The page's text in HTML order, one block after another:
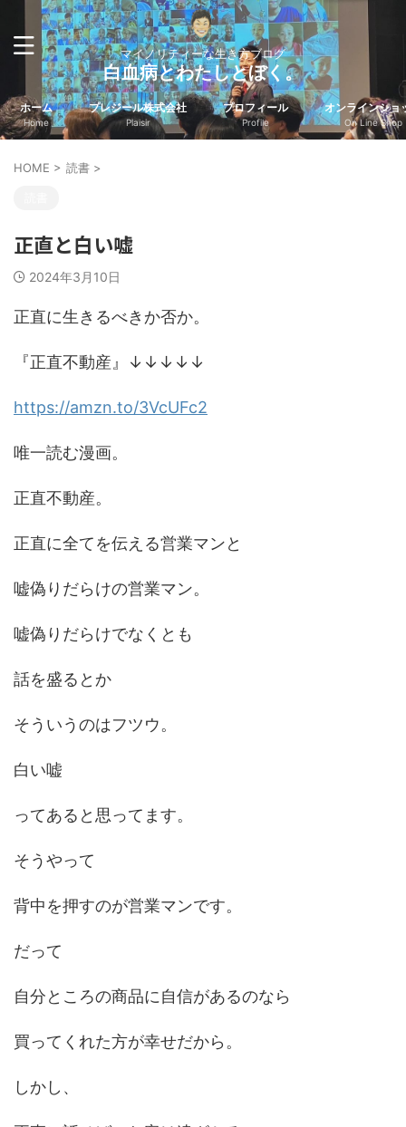
マイノリティーな生き方ブログ
白血病とわたしとぼく。
ホーム
Home
プレジール株式会社
Plaisir
プロフィール
Profile
オンラインショ
On Line Shop
HOME > 読書 >
正直と白い嘘
2024年3月10日
正直に生きるべきか否か。
『正直不動産』↓↓↓↓↓
https://amzn.to/3VcUFc2
唯一読む漫画。
正直不動産。
正直に全てを伝える営業マンと
嘘偽りだらけの営業マン。
嘘偽りだらけでなくとも
話を盛るとか
そういうのはフツウ。
白い嘘
ってあると思ってます。
そうやって
背中を押すのが営業マンです。
だって
自分ところの商品に自信があるのなら
買ってくれた方が幸せだから。
しかし、